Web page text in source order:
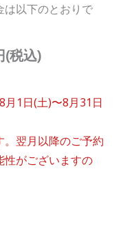
は以下のとおりで
(税込)
1日(土)〜8月31日
翌月以降のご予約
性がございますの